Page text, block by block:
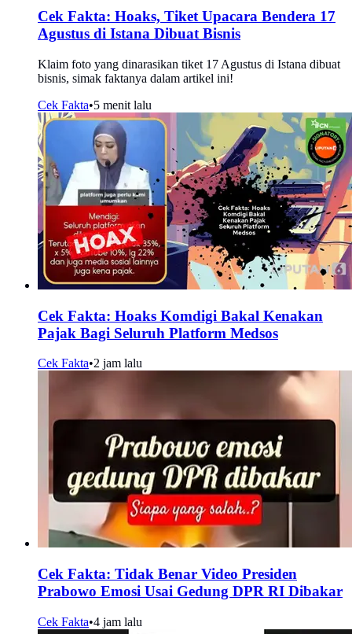
Cek Fakta: Hoaks, Tiket Upacara Bendera 17
Agustus di Istana Dibuat Bisnis
Klaim foto yang dinarasikan tiket 17 Agustus di Istana dibuat
bisnis, simak faktanya dalam artikel ini!
Cek Fakta•5 menit lalu
Cek Fakta: Hoaks Komdigi Bakal Kenakan
Pajak Bagi Seluruh Platform Medsos
Cek Fakta•2 jam lalu
Cek Fakta: Tidak Benar Video Presiden
Prabowo Emosi Usai Gedung DPR RI Dibakar
Cek Fakta•4 jam lalu